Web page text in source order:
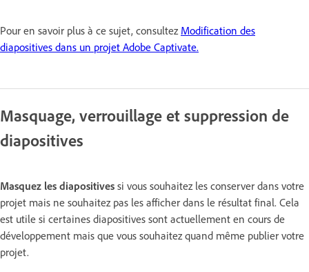
Pour en savoir plus à ce sujet, consultez Modification des
diapositives dans un projet Adobe Captivate.
Masquage, verrouillage et suppression de
diapositives
Masquez les diapositives si vous souhaitez les conserver dans votre
projet mais ne souhaitez pas les afficher dans le résultat final. Cela
est utile si certaines diapositives sont actuellement en cours de
développement mais que vous souhaitez quand même publier votre
projet.